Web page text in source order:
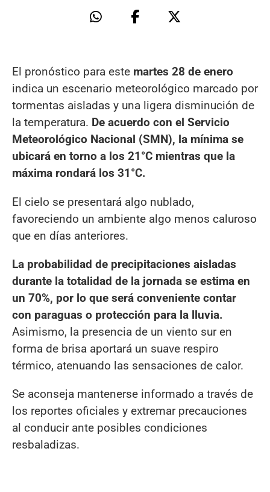
El pronóstico para este martes 28 de enero
indica un escenario meteorológico marcado por
tormentas aisladas y una ligera disminución de
la temperatura. De acuerdo con el Servicio
Meteorológico Nacional (SMN), la mínima se
ubicará en torno a los 21°C mientras que la
máxima rondará los 31°C.
El cielo se presentará algo nublado,
favoreciendo un ambiente algo menos caluroso
que en días anteriores.
La probabilidad de precipitaciones aisladas
durante la totalidad de la jornada se estima en
un 70%, por lo que será conveniente contar
con paraguas o protección para la lluvia.
Asimismo, la presencia de un viento sur en
forma de brisa aportará un suave respiro
térmico, atenuando las sensaciones de calor.
Se aconseja mantenerse informado a través de
los reportes oficiales y extremar precauciones
al conducir ante posibles condiciones
resbaladizas.